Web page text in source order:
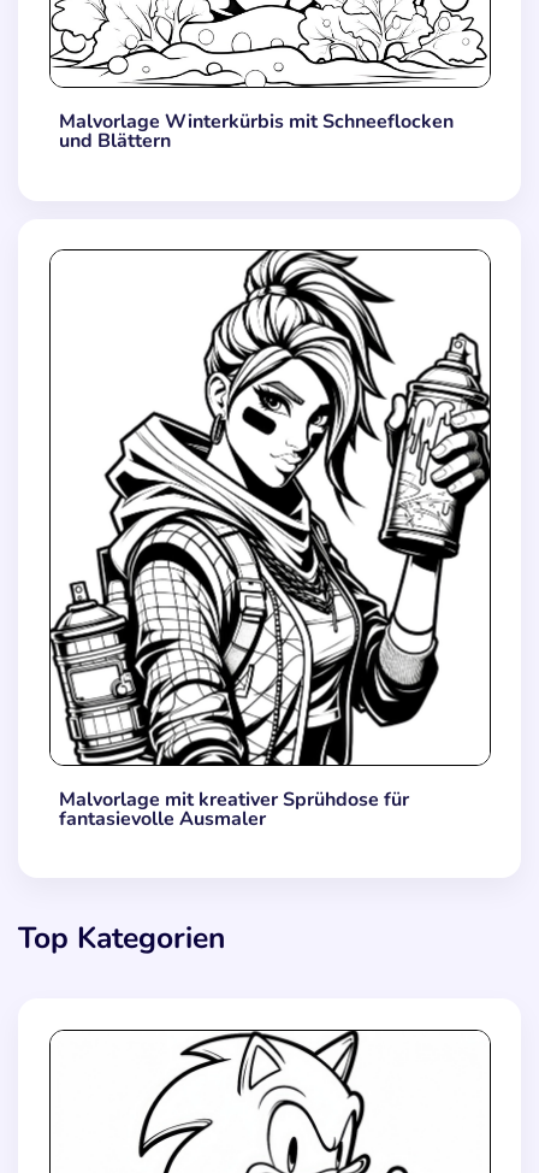
Malvorlage Winterkürbis mit Schneeflocken
und Blättern
Malvorlage mit kreativer Sprühdose für
fantasievolle Ausmaler
Top Kategorien